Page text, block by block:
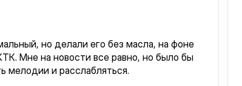
но делали его без масла, на фоне
Мне на новости все равно, но было бы
мелодии и расслабляться.